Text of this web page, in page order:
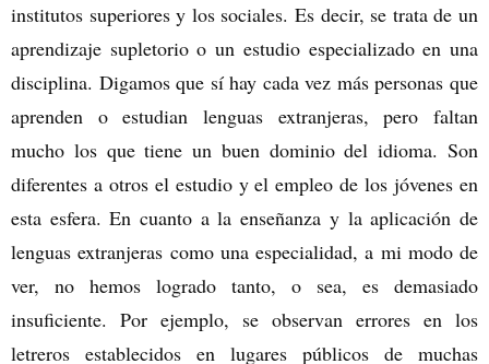
institutos superiores y los sociales. Es decir, se trata de un
aprendizaje supletorio o un estudio especializado en una
disciplina. Digamos que sí hay cada vez más personas que
aprenden o estudian lenguas extranjeras, pero faltan
mucho los que tiene un buen dominio del idioma. Son
diferentes a otros el estudio y el empleo de los jóvenes en
esta esfera. En cuanto a la enseñanza y la aplicación de
lenguas extranjeras como una especialidad, a mi modo de
ver, no hemos logrado tanto, o sea, es demasiado
insuficiente. Por ejemplo, se observan errores en los
letreros establecidos en lugares públicos de muchas